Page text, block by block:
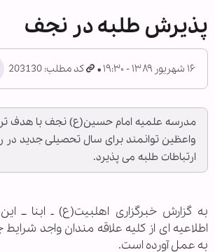
پذیرش طلبه در نجف
۱۶ شهریور ۱۳۸۹ - ۱۹:۳۰ کد مطلب: 203130
مدرسه علمیه امام حسین(ع) نجف با هدف
واعظین توانمند برای سال تحصیلی جدید در
ارتباطات طلبه می پذیرد.
به گزارش خبرگزاری اهل‏بیت(ع) ـ ابنا ــ
اطلاعیه ای از کلیه علاقه مندان واجد
به عمل آورده است.